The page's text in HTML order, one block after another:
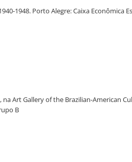
1948. Porto Alegre: Caixa Econômica
na Art Gallery of the Brazilian-American
B